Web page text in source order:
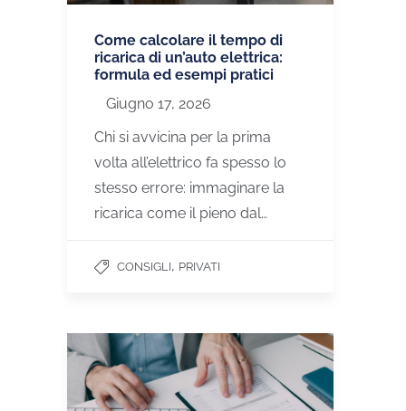
Come calcolare il tempo di
ricarica di un’auto elettrica:
formula ed esempi pratici
Giugno 17, 2026
Chi si avvicina per la prima
volta all’elettrico fa spesso lo
stesso errore: immaginare la
ricarica come il pieno dal…
CONSIGLI, PRIVATI